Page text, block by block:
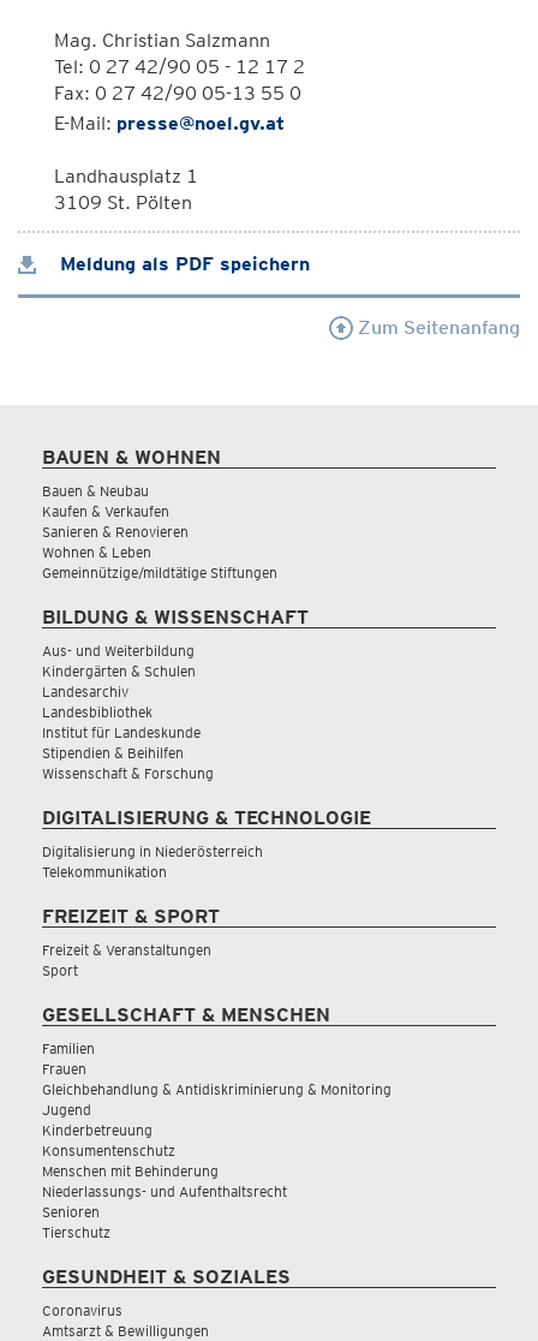
Mag. Christian Salzmann
Tel: 0 27 42/90 05 - 12 17 2
Fax: 0 27 42/90 05-13 55 0
E-Mail: presse@noel.gv.at
Landhausplatz 1
3109 St. Pölten
Meldung als PDF speichern
Zum Seitenanfang
BAUEN & WOHNEN
Bauen & Neubau
Kaufen & Verkaufen
Sanieren & Renovieren
Wohnen & Leben
Gemeinnützige/mildtätige Stiftungen
BILDUNG & WISSENSCHAFT
Aus- und Weiterbildung
Kindergärten & Schulen
Landesarchiv
Landesbibliothek
Institut für Landeskunde
Stipendien & Beihilfen
Wissenschaft & Forschung
DIGITALISIERUNG & TECHNOLOGIE
Digitalisierung in Niederösterreich
Telekommunikation
FREIZEIT & SPORT
Freizeit & Veranstaltungen
Sport
GESELLSCHAFT & MENSCHEN
Familien
Frauen
Gleichbehandlung & Antidiskriminierung & Monitoring
Jugend
Kinderbetreuung
Konsumentenschutz
Menschen mit Behinderung
Niederlassungs- und Aufenthaltsrecht
Senioren
Tierschutz
GESUNDHEIT & SOZIALES
Coronavirus
Amtsarzt & Bewilligungen